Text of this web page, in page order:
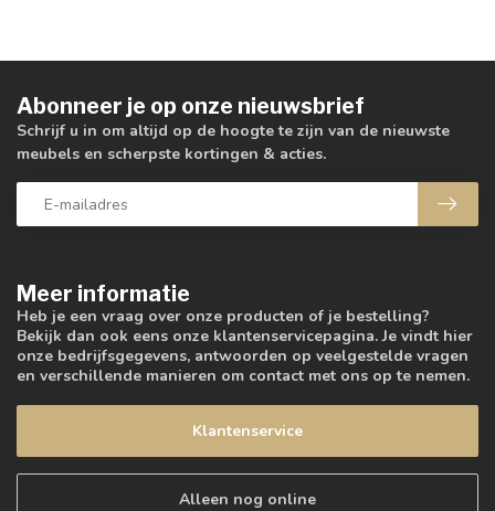
Meer informatie
Heb je een vraag over onze producten of je bestelling?
Bekijk dan ook eens onze klantenservicepagina. Je vindt hier
onze bedrijfsgegevens, antwoorden op veelgestelde vragen
en verschillende manieren om contact met ons op te nemen.
Klantenservice
Alleen nog online
Abonneer je op onze nieuwsbrief
Schrijf u in om altijd op de hoogte te zijn van de nieuwste
meubels en scherpste kortingen & acties.